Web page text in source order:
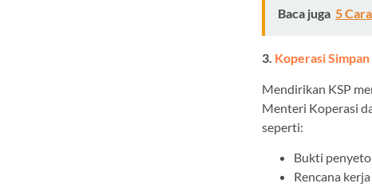
Baca juga 5
3. Koperasi
Mendirikan KSP
Menteri Koperasi
seperti:
Bukti
Rencana